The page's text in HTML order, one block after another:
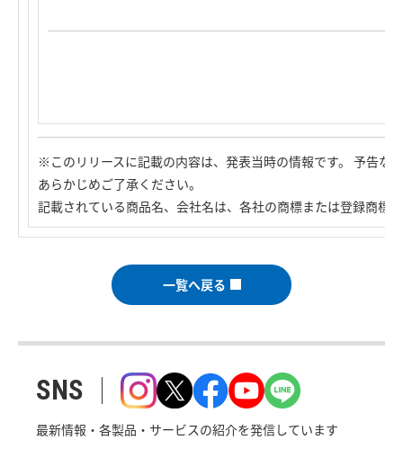
※このリリースに記載の内容は、発表当時の情報です。 予告な
あらかじめご了承ください。
記載されている商品名、会社名は、各社の商標または登録商標
一覧へ戻る
SNS
最新情報・各製品・サービスの紹介を発信しています